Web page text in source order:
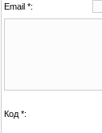
Email *:
Код *: